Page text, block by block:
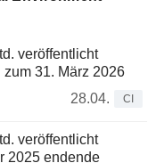
veröffentlicht
31. März 2026
28.04.
CI
veröffentlicht
2025 endende